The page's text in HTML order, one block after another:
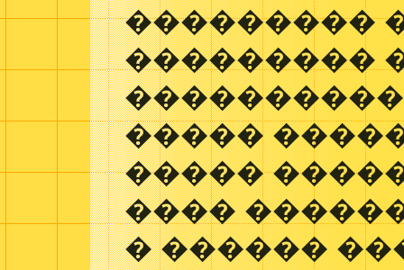
���������
���������
�����
�����
����
� ������